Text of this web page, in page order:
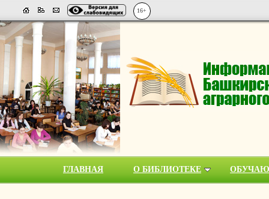
16+
ГЛАВНАЯ О БИБЛИОТЕКЕ